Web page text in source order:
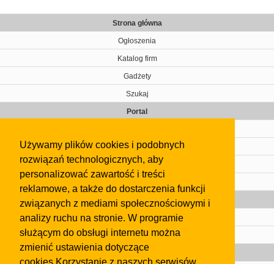
Używamy plików cookies i podobnych
rozwiązań technologicznych, aby
personalizować zawartość i treści
reklamowe, a także do dostarczenia funkcji
związanych z mediami społecznościowymi i
analizy ruchu na stronie. W programie
służącym do obsługi internetu można
zmienić ustawienia dotyczące
Strona główna
Ogłoszenia
Katalog firm
Gadżety
Szukaj
Portal
Kontakt
Regulamin
Gazeta
Olkusz
Kontakt
Strefa dla biznesu